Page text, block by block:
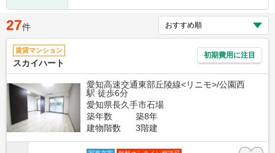
27件
賃貸マンション
スカイハート
初期費用に注目
愛知高速交通東部丘陵線<リニモ>/公園西
駅 徒歩6分
愛知県長久手市石場
築年数
築8年
建物階数
3階建